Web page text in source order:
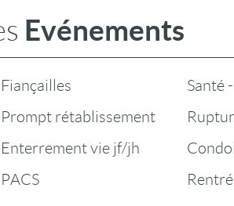
Evénements
Fiançailles
Prompt rétablissement
Enterrement vie jf/jh
PACS
Santé